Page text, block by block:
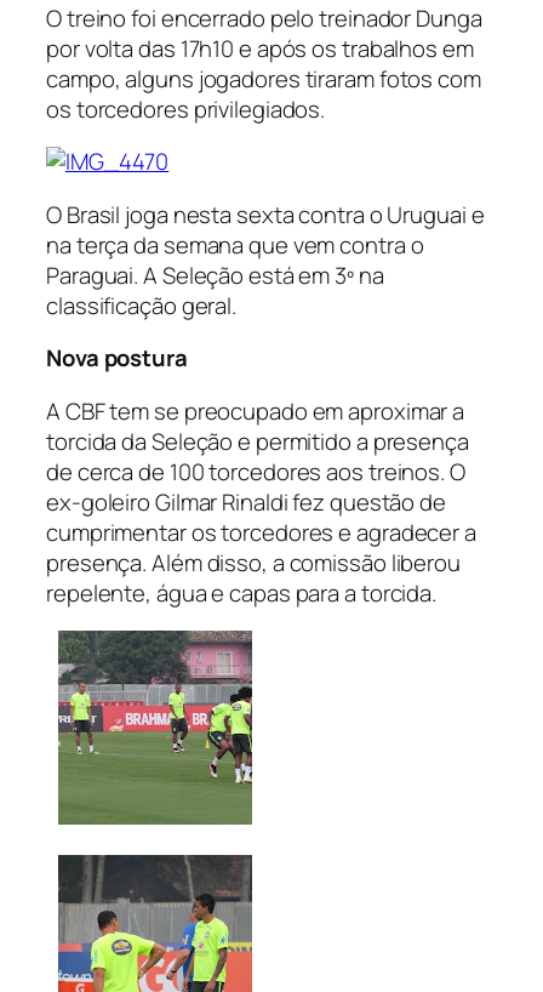
O treino foi encerrado pelo treinador Dunga
por volta das 17h10 e após os trabalhos em
campo, alguns jogadores tiraram fotos com
os torcedores privilegiados.
O Brasil joga nesta sexta contra o Uruguai e
na terça da semana que vem contra o
Paraguai. A Seleção está em 3º na
classificação geral.
Nova postura
A CBF tem se preocupado em aproximar a
torcida da Seleção e permitido a presença
de cerca de 100 torcedores aos treinos. O
ex-goleiro Gilmar Rinaldi fez questão de
cumprimentar os torcedores e agradecer a
presença. Além disso, a comissão liberou
repelente, água e capas para a torcida.